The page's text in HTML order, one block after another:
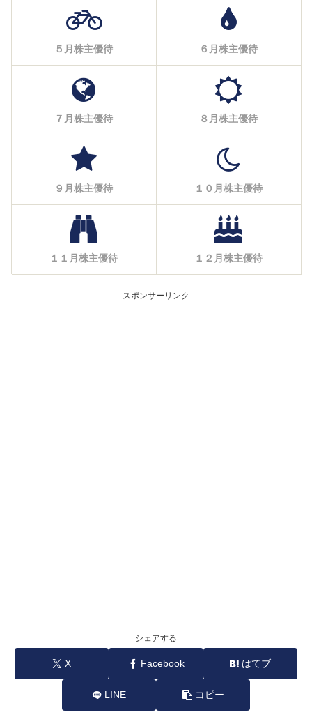
５月株主優待 ６月株主優待
７月株主優待 ８月株主優待
９月株主優待 １０月株主優待
１１月株主優待 １２月株主優待
スポンサーリンク
シェアする
X Facebook はてブ
LINE コピー